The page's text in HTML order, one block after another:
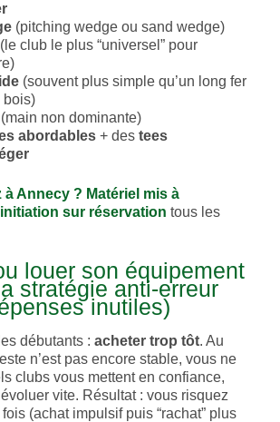
(pitching wedge ou sand wedge)
club le plus “universel” pour
(souvent plus simple qu’un long fer
bois)
non dominante)
abordables+ des tees
à Annecy ? Matériel mis à
sur réservation tous les
louer son équipement
stratégie anti-erreur
inutiles)
débutants : acheter trop tôt. Au
n’est pas encore stable, vous ne
clubs vous mettent en confiance,
vite. Résultat : vous risquez
(achat impulsif puis “rachat” plus